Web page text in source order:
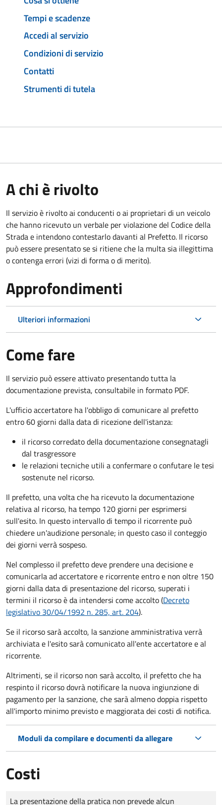
Tempi e scadenze
Accedi al servizio
Condizioni di servizio
Contatti
Strumenti di tutela
A chi è rivolto
Il servizio è rivolto ai conducenti o ai proprietari di un veicolo
che hanno ricevuto un verbale per violazione del Codice della
Strada e intendono contestarlo davanti al Prefetto. Il ricorso
può essere presentato se si ritiene che la multa sia illegittima
o contenga errori (vizi di forma o di merito).
Approfondimenti
Ulteriori informazioni
Come fare
Il servizio può essere attivato presentando tutta la
documentazione prevista, consultabile in formato PDF.
L'ufficio accertatore ha l'obbligo di comunicare al prefetto
entro 60 giorni dalla data di ricezione dell'istanza:
il ricorso corredato della documentazione consegnatagli
dal trasgressore
le relazioni tecniche utili a confermare o confutare le tesi
sostenute nel ricorso.
Il prefetto, una volta che ha ricevuto la documentazione
relativa al ricorso, ha tempo 120 giorni per esprimersi
sull'esito. In questo intervallo di tempo il ricorrente può
chiedere un'audizione personale; in questo caso il conteggio
dei giorni verrà sospeso.
Nel complesso il prefetto deve prendere una decisione e
comunicarla ad accertatore e ricorrente entro e non oltre 150
giorni dalla data di presentazione del ricorso, superati i
termini il ricorso è da intendersi come accolto (Decreto
legislativo 30/04/1992 n. 285, art. 204).
Se il ricorso sarà accolto, la sanzione amministrativa verrà
archiviata e l'esito sarà comunicato all'ente accertatore e al
ricorrente.
Altrimenti, se il ricorso non sarà accolto, il prefetto che ha
respinto il ricorso dovrà notificare la nuova ingiunzione di
pagamento per la sanzione, che sarà almeno doppia rispetto
all'importo minimo previsto e maggiorata dei costi di notifica.
Moduli da compilare e documenti da allegare
Costi
Tipo di pagamento
Importo
La presentazione della pratica non prevede alcun